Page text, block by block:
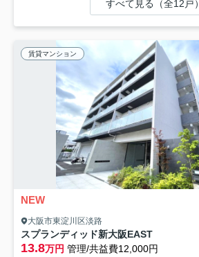
すべて見る（全12戸）
賃貸マンション
NEW
大阪市東淀川区淡路
スプランディッド新大阪EAST
13.8万円 管理/共益費12,000円